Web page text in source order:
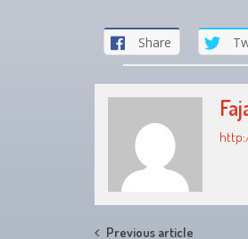
Share
Previous article